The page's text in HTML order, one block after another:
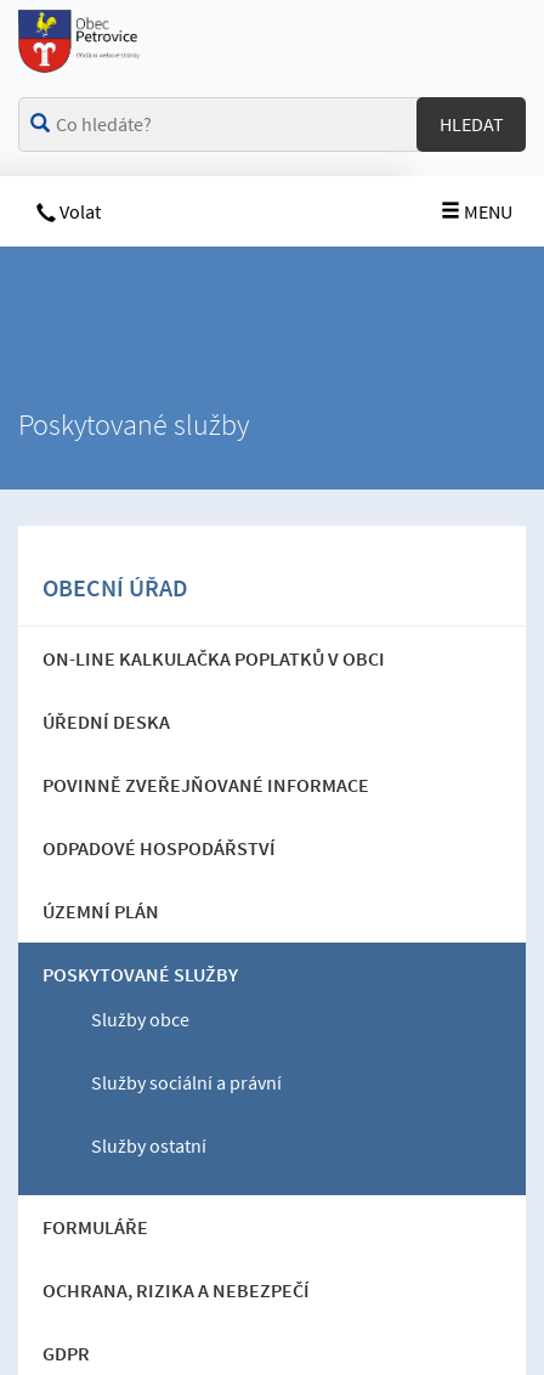
HLEDAT
MENU
Volat
Poskytované služby
OBECNÍ ÚŘAD
ON-LINE KALKULAČKA POPLATKŮ V OBCI
ÚŘEDNÍ DESKA
POVINNĚ ZVEŘEJŇOVANÉ INFORMACE
ODPADOVÉ HOSPODÁŘSTVÍ
ÚZEMNÍ PLÁN
POSKYTOVANÉ SLUŽBY
Služby obce
Služby sociální a právní
Služby ostatní
FORMULÁŘE
OCHRANA, RIZIKA A NEBEZPEČÍ
GDPR